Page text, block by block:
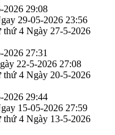
2026 29:08
29-05-2026 23:56
thứ 4 Ngày 27-5-2026
2026 27:31
22-5-2026 27:08
thứ 4 Ngày 20-5-2026
2026 29:44
15-05-2026 27:59
thứ 4 Ngày 13-5-2026